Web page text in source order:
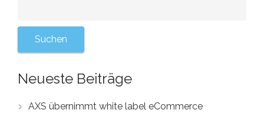
Neueste Beiträge
AXS übernimmt white label eCommerce